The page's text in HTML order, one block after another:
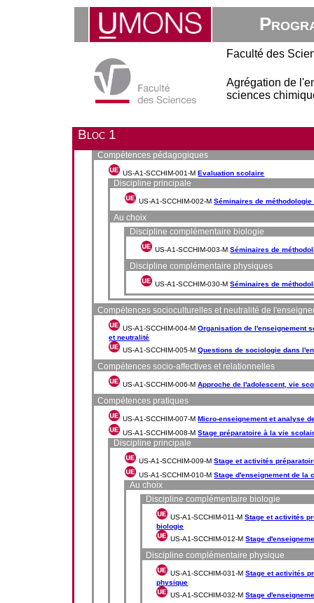
Faculté des
Agrégation de
sciences
Bloc 1
Compétences pédagogiques
US-A1-SCCHIM-001-MEvaluation scolaire
Discipline principale
US-A1-SCCHIM-002-MSéminaires de
Au choix
Discipline complémentaire biologie
US-A1-SCCHIM-003-MSéminaires de
Discipline complémentaire physiques
US-A1-SCCHIM-030-MSéminaires de
Compétences socioculturelles et neutralité de
US-A1-SCCHIM-004-MOrganisation de l'enseignement
et neutralité
US-A1-SCCHIM-005-MQuestions de sociologie dans
Compétences socio-affectives et relationnelles
US-A1-SCCHIM-006-MApproche de l'adolescent, vie
Compétences pratiques
US-A1-SCCHIM-007-MMicro-enseignement et analyse
US-A1-SCCHIM-008-MStage préparatoire à la vie
Discipline principale
US-A1-SCCHIM-009-MStage et activités
US-A1-SCCHIM-010-MStage d'enseignement de la
Au choix
Discipline complémentaire biologie
US-A1-SCCHIM-011-MStage et activités
biologie
US-A1-SCCHIM-012-MStage
Discipline complémentaire physique
US-A1-SCCHIM-031-MStage et activités
physique
US-A1-SCCHIM-032-MStage